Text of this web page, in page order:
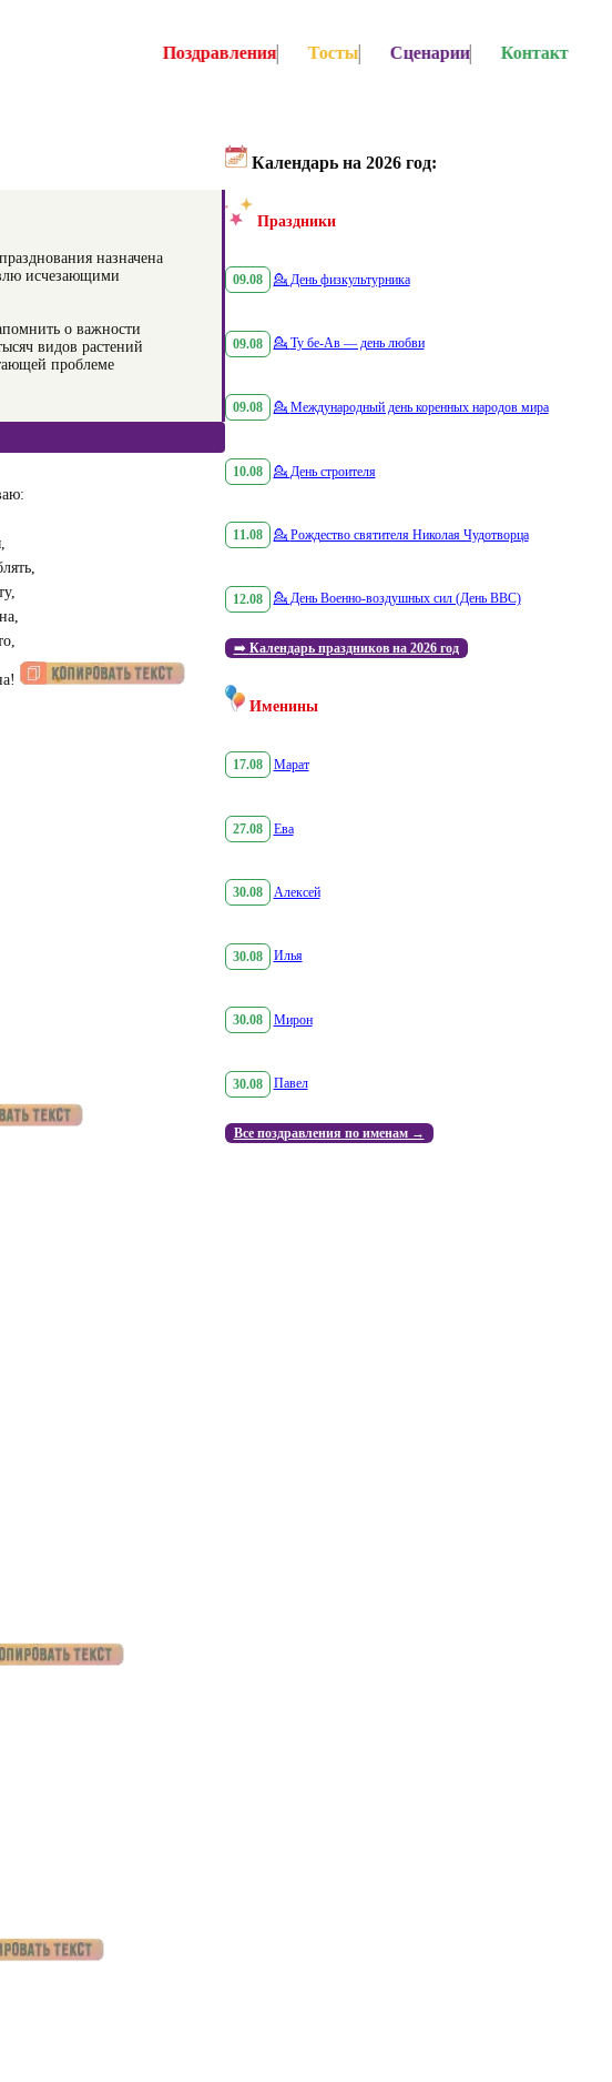
назначена
исчезающими
о важности
видов растений
проблеме
Календарь на 2026 год:
Праздники
09.08 💁 День физкультурника
09.08 💁 Ту бе-Ав — день любви
09.08 💁 Международный день коренных народов мира
10.08 💁 День строителя
11.08 💁 Рождество святителя Николая Чудотворца
12.08 💁 День Военно-воздушных сил (День ВВС)
➡️ Календарь праздников на 2026 год
Именины
17.08 Марат
27.08 Ева
30.08 Алексей
30.08 Илья
30.08 Мирон
30.08 Павел
Все поздравления по именам →
Поздравления Тосты Сценарии Контакт